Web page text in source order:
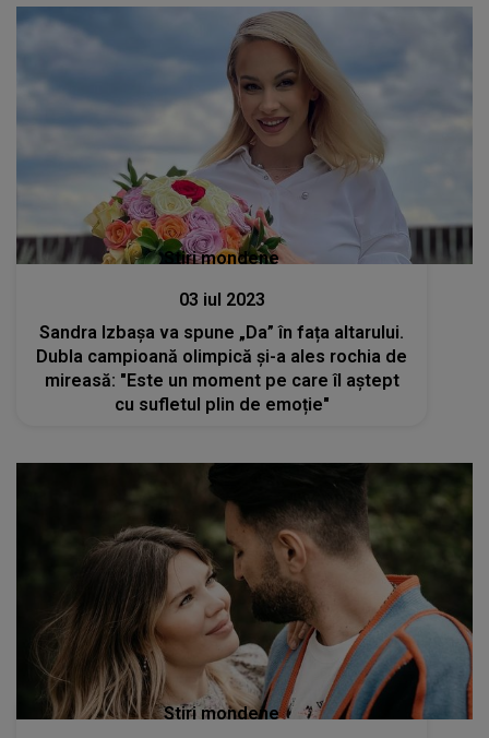
Stiri mondene
03 iul 2023
Sandra Izbașa va spune „Da” în fața altarului.
Dubla campioană olimpică și-a ales rochia de
mireasă: "Este un moment pe care îl aștept
cu sufletul plin de emoție"
Stiri mondene